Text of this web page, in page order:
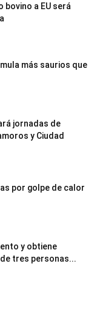
bovino a EU será
más saurios que
jornadas de
y Ciudad
por golpe de calor
y obtiene
tres personas...